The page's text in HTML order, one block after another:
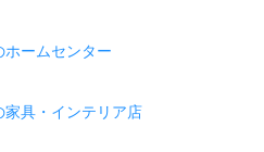
ホームセンター
家具・インテリア店